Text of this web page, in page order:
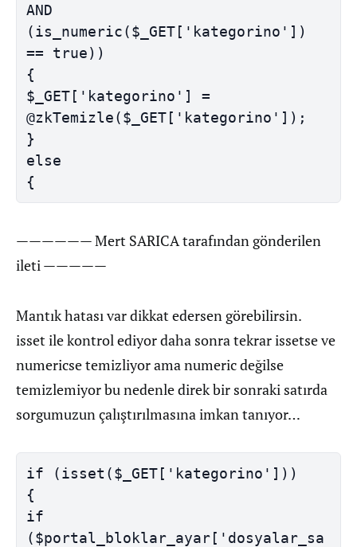
AND
(is_numeric($_GET['kategorino'])
== true))
{
$_GET['kategorino'] =
@zkTemizle($_GET['kategorino']);
}
else
{
—————— Mert SARICA tarafından gönderilen
ileti —————
Mantık hatası var dikkat edersen görebilirsin.
isset ile kontrol ediyor daha sonra tekrar issetse ve
numericse temizliyor ama numeric değilse
temizlemiyor bu nedenle direk bir sonraki satırda
sorgumuzun çalıştırılmasına imkan tanıyor…
if (isset($_GET['kategorino']))
{
if
($portal_bloklar_ayar['dosyalar_sa